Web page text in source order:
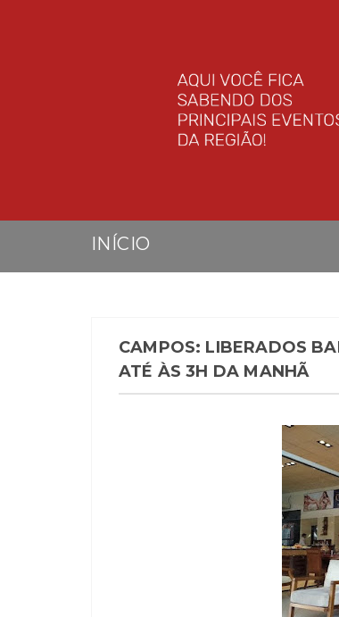
INÍCIO
CAMPOS: LIBERADOS
ATÉ ÀS 3H DA MANHÃ